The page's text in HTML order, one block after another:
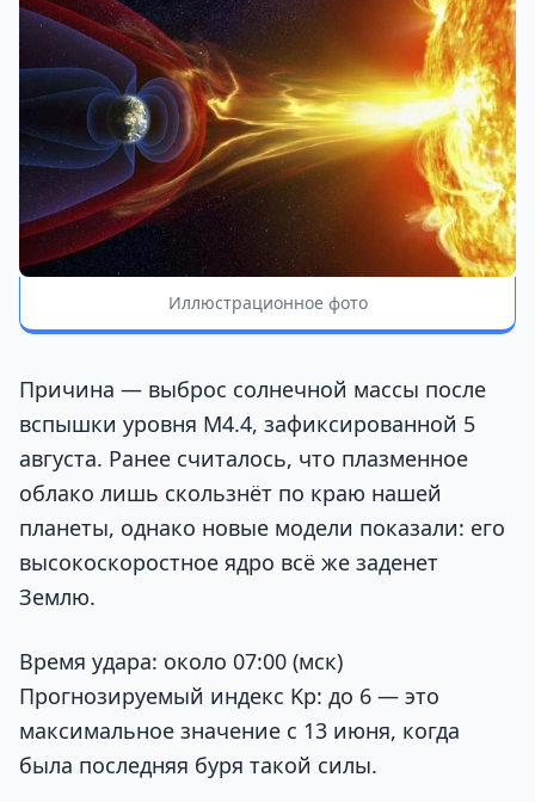
Иллюстрационное фото
Причина — выброс солнечной массы после
вспышки уровня M4.4, зафиксированной 5
августа. Ранее считалось, что плазменное
облако лишь скользнёт по краю нашей
планеты, однако новые модели показали: его
высокоскоростное ядро всё же заденет
Землю.
Время удара: около 07:00 (мск)
Прогнозируемый индекс Kp: до 6 — это
максимальное значение с 13 июня, когда
была последняя буря такой силы.